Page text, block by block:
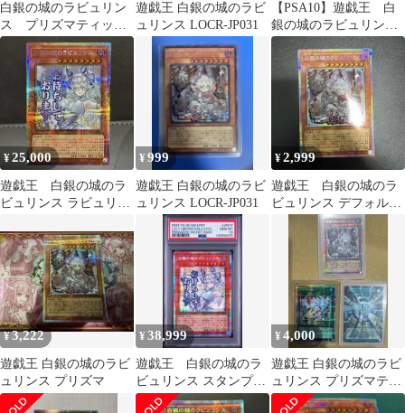
白銀の城のラビュリン
ス プリズマティック
シークレット
遊戯王 白銀の城のラビ
ュリンス LOCR-JP031
【PSA10】遊戯王 白
銀の城のラビュリン
ス スタンプ 絵違い
プリシク
¥25,000
遊戯王 白銀の城のラ
ビュリンス ラビュリン
美品
¥999
遊戯王 白銀の城のラビ
ュリンス LOCR-JP031
¥2,999
遊戯王 白銀の城のラ
ビュリンス デフォルメ
プリシク プリズマ
¥3,222
遊戯王 白銀の城のラビ
ュリンス プリズマ
¥38,999
遊戯王 白銀の城のラ
ビュリンス スタンプ
プリズマ PSA10
¥4,000
遊戯王 白銀の城のラビ
ュリンス プリズマティ
ックシークレット そ